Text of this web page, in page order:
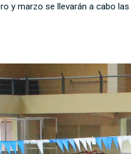
y marzo se llevarán a cabo